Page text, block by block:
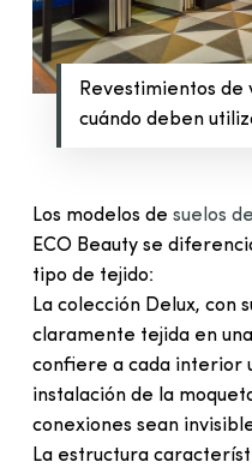
Revestimientos de
cuándo deben
Los modelos de suelos
ECO Beauty se
tipo de tejido:
La colección Delux, con
claramente tejida en
confiere a cada interior
instalación de la
conexiones sean
La estructura